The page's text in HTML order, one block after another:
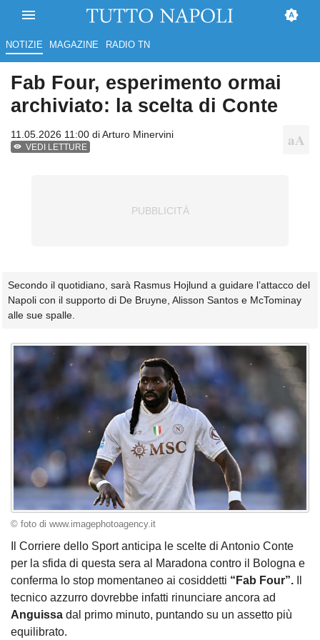
NOTIZIE MAGAZINE RADIO TN
Fab Four, esperimento ormai
archiviato: la scelta di Conte
11.05.2026 11:00 diArturo Minervini
VEDI LETTURE
Secondo il quotidiano, sarà Rasmus Hojlund a guidare l’attacco del
Napoli con il supporto di De Bruyne, Alisson Santos e McTominay
alle sue spalle.
© foto di www.imagephotoagency.it
Il Corriere dello Sport anticipa le scelte di Antonio Conte
per la sfida di questa sera al Maradona contro il Bologna e
conferma lo stop momentaneo ai cosiddetti “Fab Four”.
tecnico azzurro dovrebbe infatti rinunciare ancora ad
Anguissa dal primo minuto, puntando su un assetto più
equilibrato.